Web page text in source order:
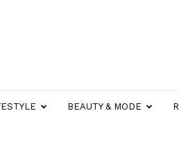
BEAUTY & MODE